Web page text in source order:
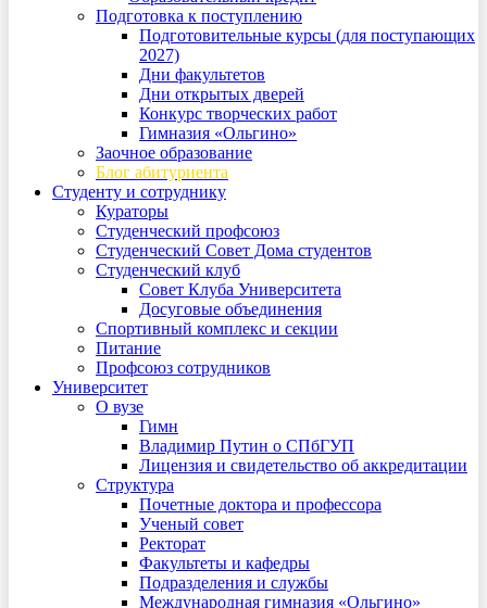
Подготовка к поступлению
Подготовительные курсы (для поступающих
2027)
Дни факультетов
Дни открытых дверей
Конкурс творческих работ
Гимназия «Ольгино»
Заочное образование
Блог абитуриента
Студенту и сотруднику
Кураторы
Студенческий профсоюз
Студенческий Совет Дома студентов
Студенческий клуб
Совет Клуба Университета
Досуговые объединения
Спортивный комплекс и секции
Питание
Профсоюз сотрудников
Университет
О вузе
Гимн
Владимир Путин о СПбГУП
Лицензия и свидетельство об аккредитации
Структура
Почетные доктора и профессора
Ученый совет
Ректорат
Факультеты и кафедры
Подразделения и службы
Международная гимназия «Ольгино»